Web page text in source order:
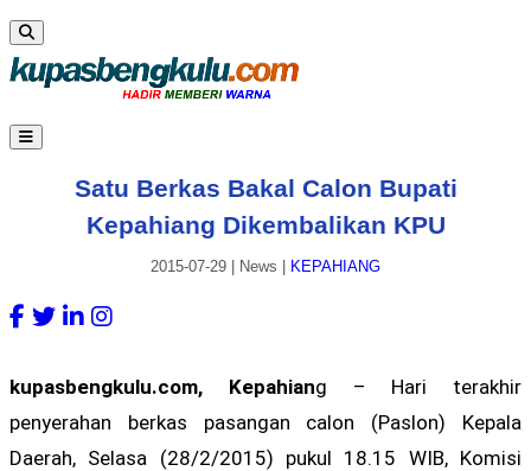
Satu Berkas Bakal Calon Bupati
Kepahiang Dikembalikan KPU
2015-07-29 News KEPAHIANG
kupasbengkulu.com, Kepahiang – Hari terakhir
penyerahan berkas pasangan calon (Paslon) Kepala
Daerah, Selasa (28/2/2015) pukul 18.15 WIB, Komisi